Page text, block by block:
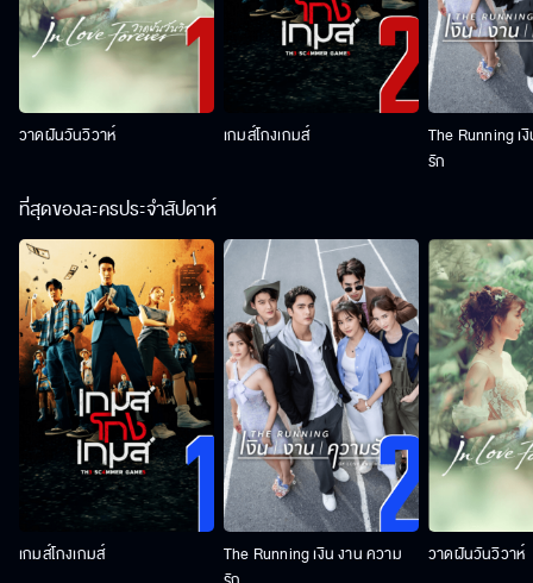
วาดฝันวันวิวาห์ เกมส์โกงเกมส์
The Running เ
รัก
ที่สุดของละครประจำสัปดาห์
เกมส์โกงเกมส์
The Running เงิน งาน ความ
วาดฝันวันวิวาห์